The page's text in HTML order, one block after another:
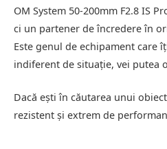
OM System 50-200mm F2.8 IS
ci un partener de încredere în
Este genul de echipament care
indiferent de situație, vei putea
Dacă ești în căutarea unui
rezistent și extrem de